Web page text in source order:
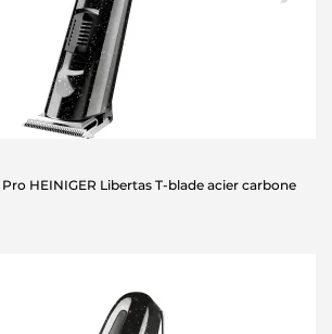
HEINIGER Libertas T-blade acier carbone